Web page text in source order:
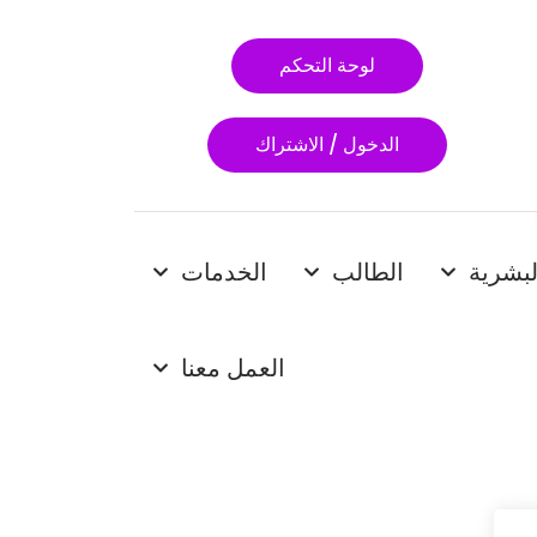
لوحة التحكم
الدخول / الاشتراك
الطالب الخدمات
العمل معنا